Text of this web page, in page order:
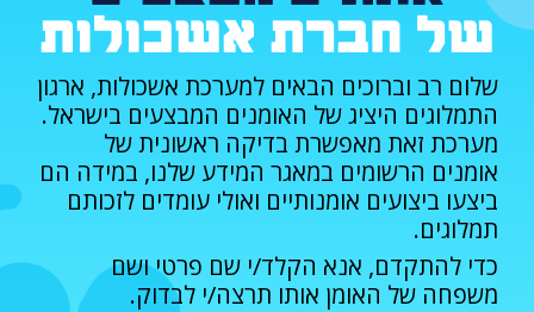
של חברת אשכולות
שלום רב וברוכים הבאים למערכת אשכולות, ארגון
התמלוגים היציג של האומנים המבצעים בישראל.
מערכת זאת מאפשרת בדיקה ראשונית של
אומנים הרשומים במאגר המידע שלנו, במידה הם
ביצעו ביצועים אומנותיים ואולי עומדים לזכותם
תמלוגים.
כדי להתקדם, אנא הקלד/י שם פרטי ושם
משפחה של האומן אותו תרצה/י לבדוק.